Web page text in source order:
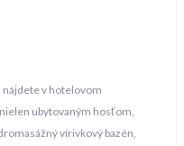
nájdete v hotelovom
ubytovaným hosťom,
vírivkový bazén,